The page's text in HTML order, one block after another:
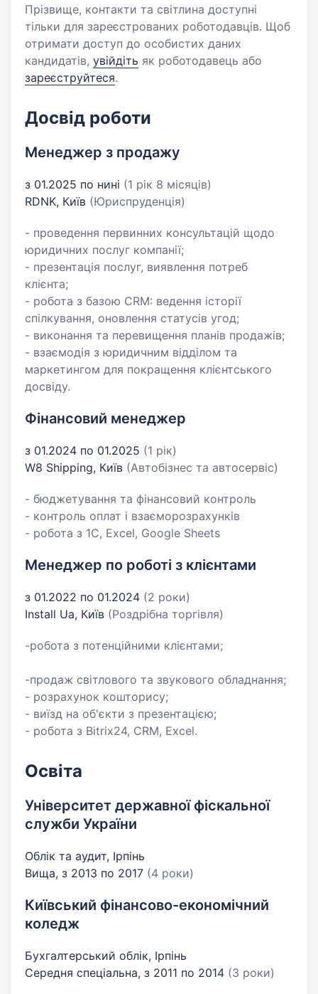
Прізвище, контакти та світлина доступні
тільки для зареєстрованих роботодавців. Щоб
отримати доступ до особистих даних
кандидатів, увійдіть як роботодавець або
зареєструйтеся.
Досвід роботи
Менеджер з продажу
з 01.2025 по нині (1 рік 8 місяців)
RDNK, Київ (Юриспруденція)
- проведення первинних консультацій щодо
юридичних послуг компанії;
- презентація послуг, виявлення потреб
клієнта;
- робота з базою CRM: ведення історії
спілкування, оновлення статусів угод;
- виконання та перевищення планів продажів;
- взаємодія з юридичним відділом та
маркетингом для покращення клієнтського
досвіду.
Фінансовий менеджер
з 01.2024 по 01.2025 (1 рік)
W8 Shipping, Київ (Автобізнес та автосервіс)
- бюджетування та фінансовий контроль
- контроль оплат і взаєморозрахунків
- робота з 1С, Excel, Google Sheets
Менеджер по роботі з клієнтами
з 01.2022 по 01.2024 (2 роки)
Install Ua, Київ (Роздрібна торгівля)
-робота з потенційними клієнтами;
-продаж світлового та звукового обладнання;
- розрахунок кошторису;
- виїзд на об'єкти з презентацією;
- робота з Bitrix24, CRM, Excel.
Освіта
Університет державної фіскальної
служби України
Облік та аудит, Ірпінь
Вища, з 2013 по 2017 (4 роки)
Київський фінансово-економічний
коледж
Бухгалтерський облік, Ірпінь
Середня спеціальна, з 2011 по 2014 (3 роки)